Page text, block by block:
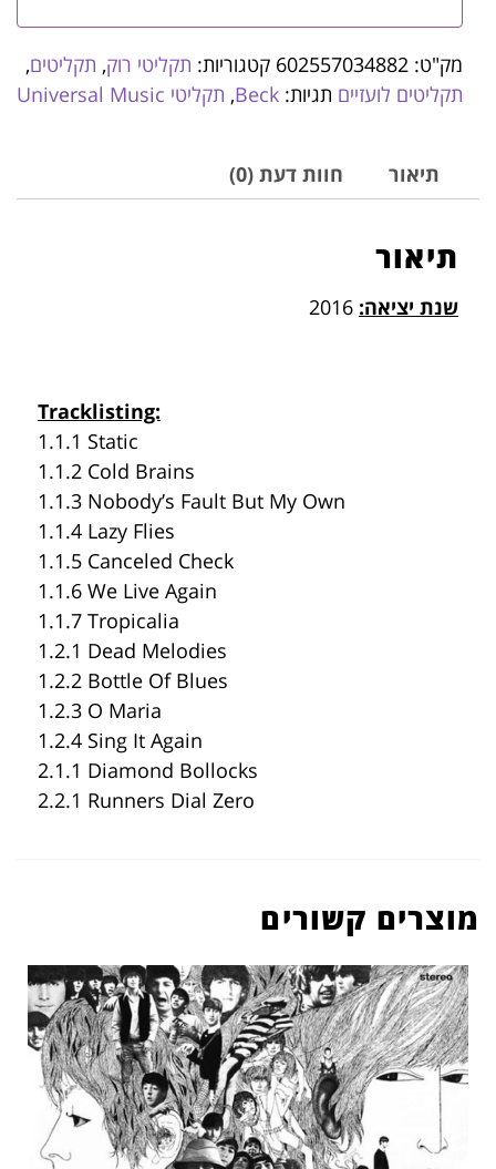
מק"ט: 602557034882 קטגוריות: תקליטי רוק, תקליטים,
תקליטים לועזיים תגיות: Beck
, תקליטי Universal Music
תיאור חוות דעת (0)
תיאור
שנת יציאה:
Tracklisting:
1.1.1 Static
1.1.2 Cold Brains
1.1.3 Nobody’s Fault But My Own
1.1.4 Lazy Flies
1.1.5 Canceled Check
1.1.6 We Live Again
1.1.7 Tropicalia
1.2.1 Dead Melodies
1.2.2 Bottle Of Blues
1.2.3 O Maria
1.2.4 Sing It Again
2.1.1 Diamond Bollocks
2.2.1 Runners Dial Zero
מוצרים קשורים